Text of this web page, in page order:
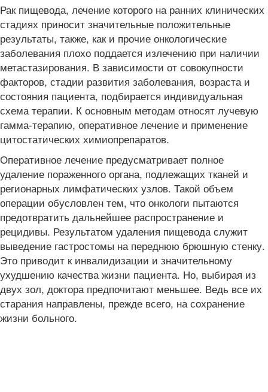
Рак пищевода, лечение которого на ранних клинических
стадиях приносит значительные положительные
результаты, также, как и прочие онкологические
заболевания плохо поддается излечению при наличии
метастазирования. В зависимости от совокупности
факторов, стадии развития заболевания, возраста и
состояния пациента, подбирается индивидуальная
схема терапии. К основным методам относят лучевую
гамма-терапию, оперативное лечение и применение
цитостатических химиопрепаратов.
Оперативное лечение предусматривает полное
удаление пораженного органа, подлежащих тканей и
регионарных лимфатических узлов. Такой объем
операции обусловлен тем, что онкологи пытаются
предотвратить дальнейшее распространение и
рецидивы. Результатом удаления пищевода служит
выведение гастростомы на переднюю брюшную стенку.
Это приводит к инвалидизации и значительному
ухудшению качества жизни пациента. Но, выбирая из
двух зол, доктора предпочитают меньшее. Ведь все их
старания направлены, прежде всего, на сохранение
жизни больного.